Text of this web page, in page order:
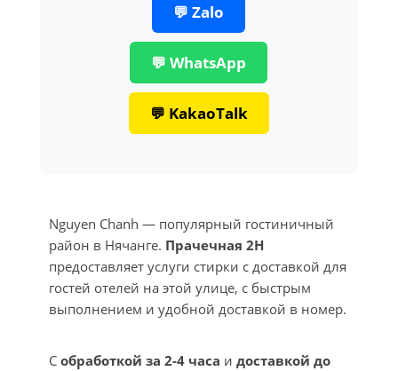
💬 Zalo
💬 WhatsApp
💬 KakaoTalk
Nguyen Chanh — популярный гостиничный
район в Нячанге. Прачечная 2H
предоставляет услуги стирки с доставкой для
гостей отелей на этой улице, с быстрым
выполнением и удобной доставкой в номер.
С обработкой за 2-4 часа и доставкой до